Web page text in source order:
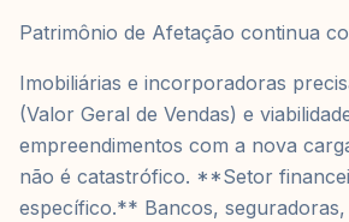
Patrimônio de Afetação continua
Imobiliárias e incorporadoras
(Valor Geral de Vendas) e
empreendimentos com a nova
não é catastrófico. **Setor
específico.** Bancos,